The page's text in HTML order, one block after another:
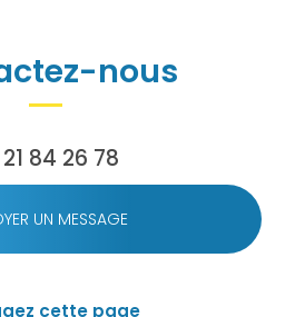
nous
84 26 78
UN MESSAGE
cette page